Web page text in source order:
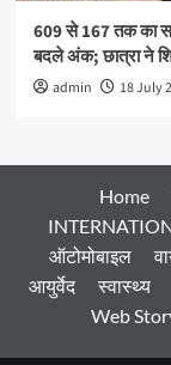
609 से 167 तक का
बदले अंक; छात्रा ने
admin 18 July
Home
ऑटोमोबाइल
आयुर्वेद
स्वास्थ्य
Web